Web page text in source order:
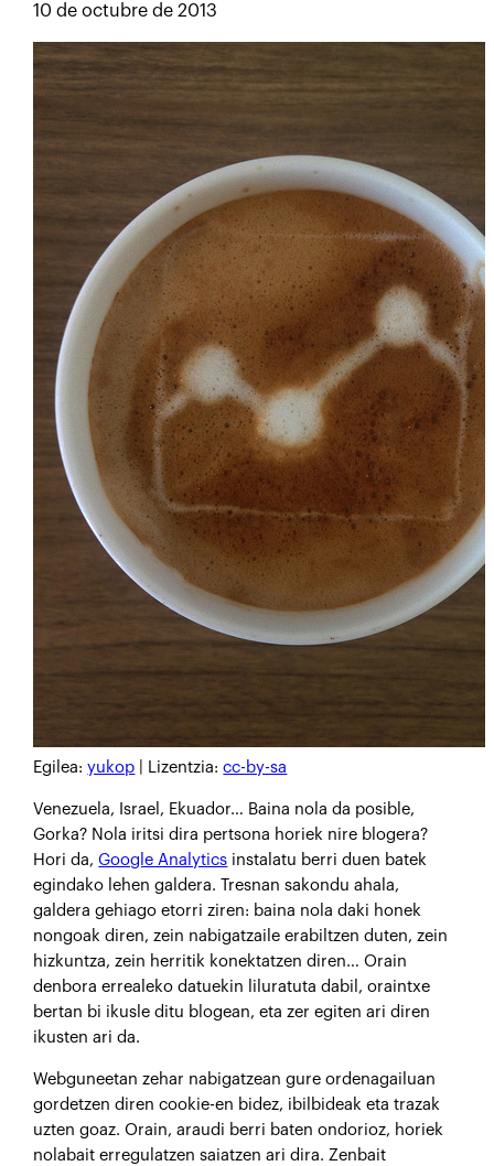
10 de octubre de 2013
Egilea:yukop | Lizentzia:cc-by-sa
Venezuela, Israel, Ekuador… Baina nola da posible,
Gorka? Nola iritsi dira pertsona horiek nire blogera?
Hori da,Google Analytics instalatu berri duen batek
egindako lehen galdera. Tresnan sakondu ahala,
galdera gehiago etorri ziren: baina nola daki honek
nongoak diren, zein nabigatzaile erabiltzen duten, zein
hizkuntza, zein herritik konektatzen diren… Orain
denbora errealeko datuekin liluratuta dabil, oraintxe
bertan bi ikusle ditu blogean, eta zer egiten ari diren
ikusten ari da.
Webguneetan zehar nabigatzean gure ordenagailuan
gordetzen diren cookie-en bidez, ibilbideak eta trazak
uzten goaz. Orain, araudi berri baten ondorioz, horiek
nolabait erregulatzen saiatzen ari dira. Zenbait